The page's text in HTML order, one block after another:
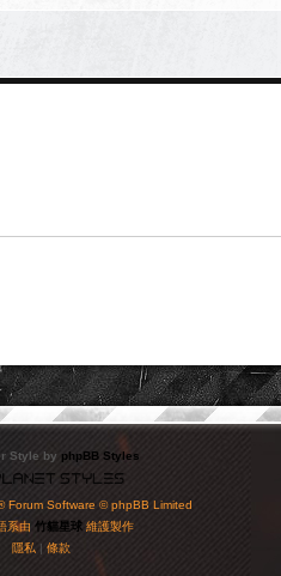
Style by phpBB Styles
Forum Software © phpBB Limited
系由 竹貓星球 維護製作
隱私| 條款